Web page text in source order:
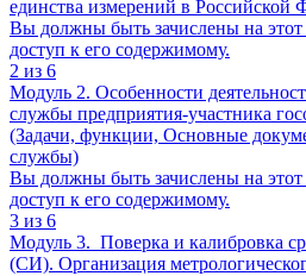
единства измерений в Российской
Вы должны быть зачислены на этот
доступ к его содержимому.
2 из 6
Модуль 2. Особенности
службы предприятия-участника
(Задачи, функции, Основные
службы)
Вы должны быть зачислены на этот
доступ к его содержимому.
3 из 6
Модуль 3. Поверка и калибровка
(СИ). Организация